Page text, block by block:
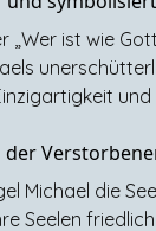
„Wer ist wie
Michael die
Seelen